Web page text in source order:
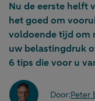
Nu de eerste helft
het goed om
voldoende tijd om
uw belastingdruk
6 tips die voor u
Door:Peter